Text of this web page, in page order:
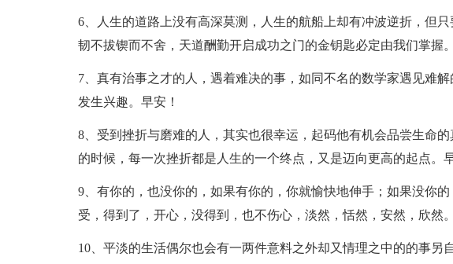
6、人生的道路上没有高深莫测，人生的航船上却有冲波逆折，但
韧不拔锲而不舍，天道酬勤开启成功之门的金钥匙必定由我们掌握
7、真有治事之才的人，遇着难决的事，如同不名的数学家遇见难
发生兴趣。早安！
8、受到挫折与磨难的人，其实也很幸运，起码他有机会品尝生命
的时候，每一次挫折都是人生的一个终点，又是迈向更高的起点。
9、有你的，也没你的，如果有你的，你就愉快地伸手；如果没你
受，得到了，开心，没得到，也不伤心，淡然，恬然，安然，欣然
10、平淡的生活偶尔也会有一两件意料之外却又情理之中的的事另